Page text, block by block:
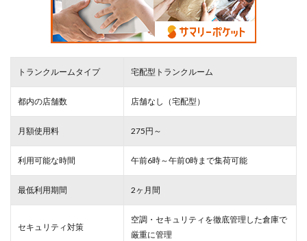
トランクルームタイプ 宅配型トランクルーム
都内の店舗数 店舗なし（宅配型）
月額使用料 275円～
利用可能な時間 午前6時～午前0時まで集荷可能
最低利用期間 2ヶ月間
セキュリティ対策
空調・セキュリティを徹底管理した倉庫で
厳重に管理